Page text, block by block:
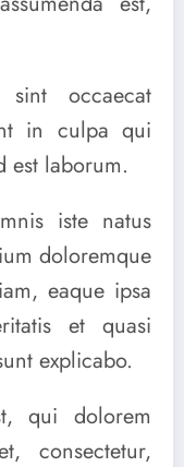
occaecat
in culpa qui
est laborum.
iste natus
doloremque
eaque ipsa
et quasi
explicabo.
qui dolorem
consectetur,